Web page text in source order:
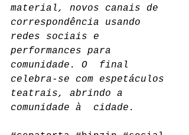
material, novos canais de
correspondência usando
redes sociais e
performances para
comunidade. O  final
celebra-se com espetáculos
teatrais, abrindo a
comunidade à  cidade.